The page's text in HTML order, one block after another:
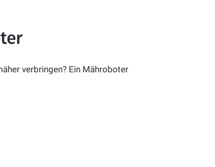
verbringen? Ein Mähroboter